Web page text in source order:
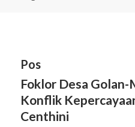
Pos
Foklor Desa Golan-
Konflik
Centhini